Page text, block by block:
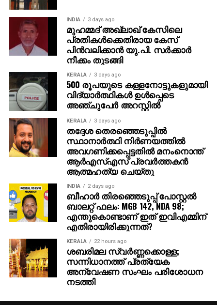
കയ്യില്‍ ത്രിശൂലം പിടിച്ച് കാളയുടെ പുറത്ത്
സവാരിയുമായി എത്തുന്ന രുദ്രയായി മഹേഷ്
ബാബുവിന്റെ എന്‍ട്രിയാണ് ട്രെയിലറിന്റെ ഹൈലൈറ്റ്.
അതേപോലെ, വേദിയിലേക്കും മഹേഷ് ബാബു
കാളപ്പുറത്ത് സവാരിയായി എത്തിയപ്പോള്‍ 60,000-
ത്തിലധികം പ്രേക്ഷകര്‍ കൈയ്യടി മുഴക്കി വരവേറ്റു.
ഐമാക്‌സ് ഫോര്‍മാറ്റിലാണ് ഈ ചിത്രം ഒരുക്കുന്നത്.
അതിനാല്‍ തന്നെ തിയേറ്ററുകളില്‍ അത്ഭുതകരമായ
കാഴ്ചാനുഭവം സമ്മാനിക്കുമെന്നുറപ്പ്. ബാഹുബലി,
ഞഞഞ എന്നിവയുടെ സംവിധായകന്‍ രാജമൗലിയുടെ
ഈ ബ്രഹ്‌മാണ്ഡ പ്രോജക്റ്റ് 2027-ല്‍
തിയേറ്ററുകളിലേക്ക് എത്തും.
INDIA 3 days ago
മുഹമ്മദ് അഖ്‌ലാഖ് കേസിലെ
പ്രതികള്‍ക്കെതിരായ കേസ്
പിന്‍വലിക്കാന്‍ യു.പി. സര്‍ക്കാര്‍
നീക്കം തുടങ്ങി
KERALA 3 days ago
500 രൂപയുടെ കള്ളനോട്ടുകളുമായി
വിദ്യാര്‍ത്ഥികള്‍ ഉള്‍പ്പെടെ
അഞ്ചുപേര്‍ അറസ്റ്റില്‍
KERALA 3 days ago
തദ്ദേശ തെരഞ്ഞെടുപ്പില്‍
സ്ഥാനാര്‍ത്ഥി നിര്‍ണയത്തില്‍
അവഗണിക്കപ്പെട്ടതില്‍ മനംനൊന്ത്
ആര്‍എസ്എസ് പ്രവര്‍ത്തകന്‍
ആത്മഹത്യ ചെയ്തു
INDIA 2 days ago
ബീഹാർ തിരഞ്ഞെടുപ്പ് പോസ്റ്റൽ
ബാലറ്റ് ഫലം: MGB 142, NDA 98;
എന്തുകൊണ്ടാണ് ഇത് ഇവിഎമ്മിന്
എതിരായിരിക്കുന്നത്?
KERALA 22 hours ago
ശബരിമല സ്വര്‍ണ്ണക്കൊള്ള;
സന്നിധാനത്ത് പ്രത്യേക
അന്വേഷണ സംഘം പരിശോധന
നടത്തി